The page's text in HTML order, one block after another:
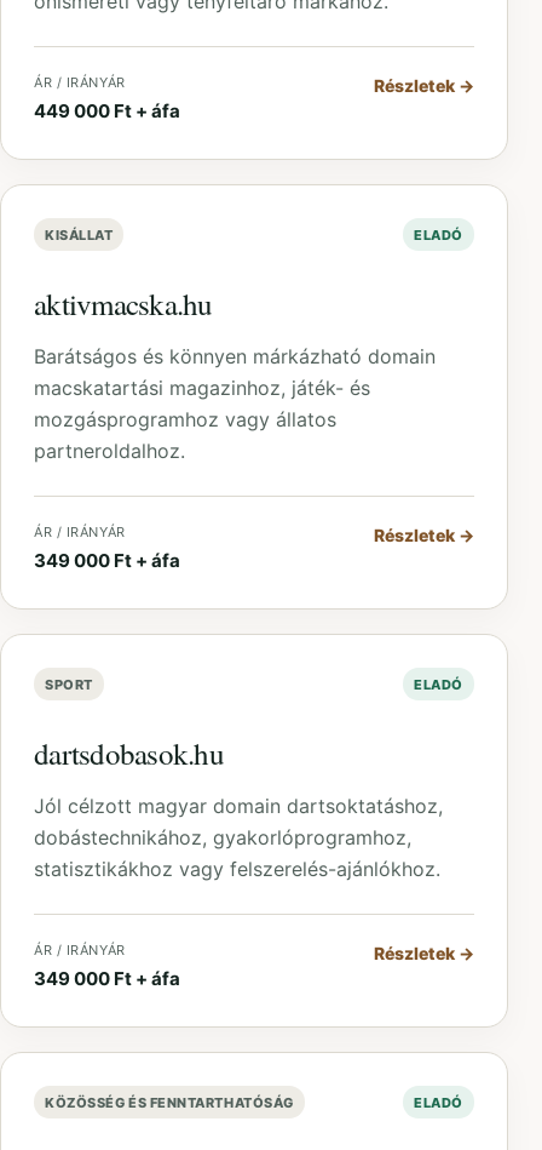
ÁR / IRÁNYÁR
449 000 Ft + áfa
Részletek →
KISÁLLAT ELADÓ
aktivmacska.hu
Barátságos és könnyen márkázható domain
macskatartási magazinhoz, játék- és
mozgásprogramhoz vagy állatos
partneroldalhoz.
ÁR / IRÁNYÁR
349 000 Ft + áfa
Részletek →
SPORT ELADÓ
dartsdobasok.hu
Jól célzott magyar domain dartsoktatáshoz,
dobástechnikához, gyakorlóprogramhoz,
statisztikákhoz vagy felszerelés-ajánlókhoz.
ÁR / IRÁNYÁR
349 000 Ft + áfa
Részletek →
KÖZÖSSÉG ÉS FENNTARTHATÓSÁG ELADÓ